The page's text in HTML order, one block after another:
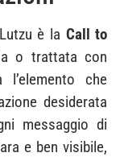
è la Call to
o trattata con
che
desiderata
messaggio di
e ben visibile,